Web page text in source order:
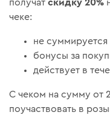
получат
чеке:
не суммируется
бонусы за
действует в
С чеком на сумму от
поучаствовать в